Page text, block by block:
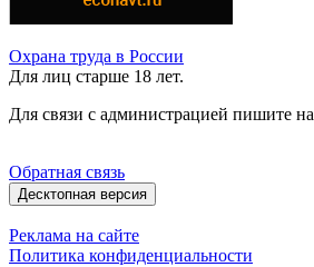
Охрана труда в России
Для лиц старше 18 лет.
Для связи с администрацией пишите на
Обратная связь
Десктопная версия
Реклама на сайте
Политика конфиденциальности